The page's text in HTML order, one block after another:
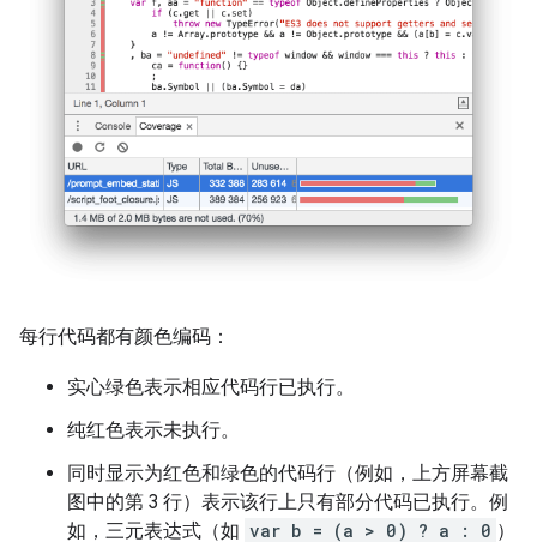
每行代码都有颜色编码：
实心绿色表示相应代码行已执行。
纯红色表示未执行。
同时显示为红色和绿色的代码行（例如，上方屏幕截
图中的第 3 行）表示该行上只有部分代码已执行。例
如，三元表达式（如 var b = (a > 0) ? a : 0 ）